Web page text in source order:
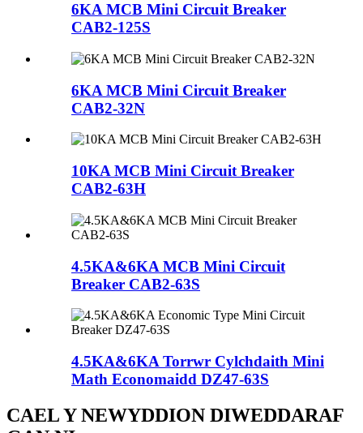
6KA MCB Mini Circuit Breaker
CAB2-125S
6KA MCB Mini Circuit Breaker
CAB2-32N
10KA MCB Mini Circuit Breaker
CAB2-63H
4.5KA&6KA MCB Mini Circuit
Breaker CAB2-63S
4.5KA&6KA Torrwr Cylchdaith Mini
Math Economaidd DZ47-63S
CAEL Y NEWYDDION DIWEDDARAF